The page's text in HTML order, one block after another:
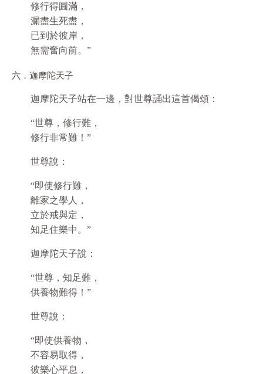
修行得圓滿，
漏盡生死盡，
已到於彼岸，
無需奮向前。”
六．迦摩陀天子
迦摩陀天子站在一邊，對世尊誦出這首偈頌：
“世尊，修行難，
修行非常難！”
世尊說：
“即使修行難，
離家之學人，
立於戒與定，
知足住樂中。”
迦摩陀天子說：
“世尊，知足難，
供養物難得！”
世尊說：
“即使供養物，
不容易取得，
彼樂心平息，